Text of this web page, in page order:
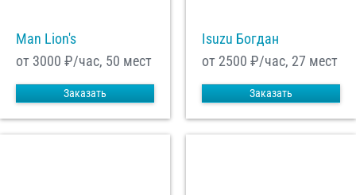
Man Lion's
от 3000 ₽/час, 50 мест
Заказать
Isuzu Богдан
от 2500 ₽/час, 27 мест
Заказать